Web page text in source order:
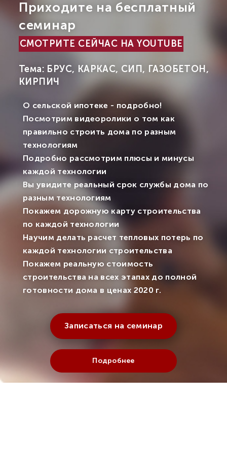
Приходите на бесплатный
семинар
СМОТРИТЕ СЕЙЧАС НА YOUTUBE
Тема: БРУС, КАРКАС, СИП, ГАЗОБЕТОН,
КИРПИЧ
О сельской ипотеке - подробно!
Посмотрим видеоролики о том как
правильно строить дома по разным
технологиям
Подробно рассмотрим плюсы и минусы
каждой технологии
Вы увидите реальный срок службы дома по
разным технологиям
Покажем дорожную карту строительства
по каждой технологии
Научим делать расчет тепловых потерь по
каждой технологии строительства
Покажем реальную стоимость
строительства на всех этапах до полной
готовности дома в ценах 2020 г.
Записаться на семинар
Подробнее